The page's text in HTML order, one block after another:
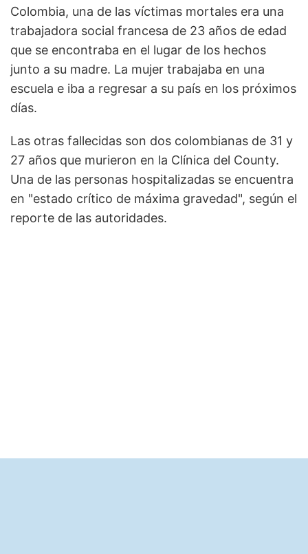
Colombia, una de las víctimas mortales era una
trabajadora social francesa de 23 años de edad
que se encontraba en el lugar de los hechos
junto a su madre. La mujer trabajaba en una
escuela e iba a regresar a su país en los próximos
días.
Las otras fallecidas son dos colombianas de 31 y
27 años que murieron en la Clínica del County.
Una de las personas hospitalizadas se encuentra
en "estado crítico de máxima gravedad", según el
reporte de las autoridades.